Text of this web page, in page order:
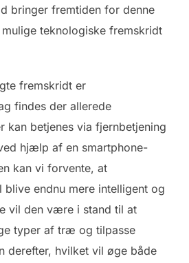
bringer fremtiden for denne
teknologiske fremskridt
fremskridt er
findes der allerede
kan betjenes via fjernbetjening
hjælp af en smartphone-
kan vi forvente, at
endnu mere intelligent og
vil den være i stand til at
typer af træ og tilpasse
derefter, hvilket vil øge både